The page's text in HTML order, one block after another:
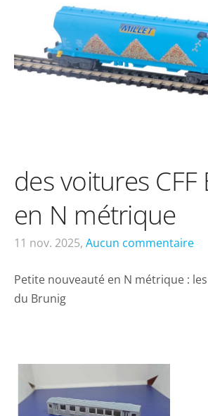
des voitures CFF
en N métrique
11 nov. 2025, Aucun commentaire
Petite nouveauté en N métrique :
du Brunig